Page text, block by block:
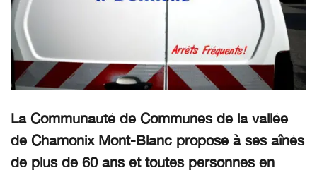
La Communauté de Communes de la vallée
de Chamonix Mont-Blanc propose à ses aînés
de plus de 60 ans et toutes personnes en